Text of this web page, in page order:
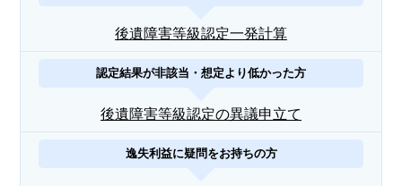
後遺障害等級認定一発計算
認定結果が非該当・想定より低かった方
後遺障害等級認定の異議申立て
逸失利益に疑問をお持ちの方